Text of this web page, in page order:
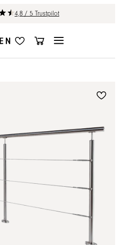
4,8 / 5 Trustpilot